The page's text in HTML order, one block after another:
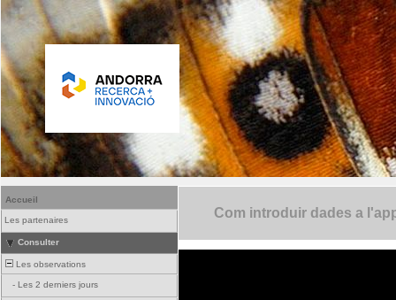
Accueil
Les partenaires
Consulter
Les observations
- Les 2 derniers jours
Com introduir dades a